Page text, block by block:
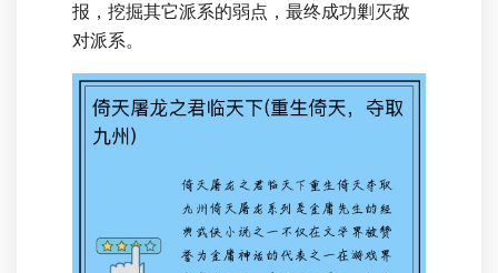
报，挖掘其它派系的弱点，最终成功剿灭敌
对派系。